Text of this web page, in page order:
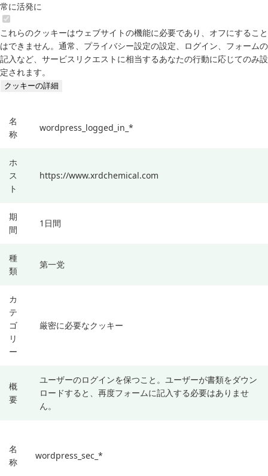
常に活発に
これらのクッキーはウェブサイトの機能に必要であり、オフにすること
はできません。通常、プライバシー設定の設定、ログイン、フォームの
記入など、サービスリクエストに相当するあなたの行動に応じてのみ設
定されます。
クッキーの詳細
名
称
wordpress_logged_in_*
ホ
ス
ト
https://www.xrdchemical.com
期
間
1日間
種
類
第一党
カ
テ
ゴ
リ
ー
厳密に必要なクッキー
概
要
ユーザーのログインを保つこと。ユーザーが書類をダウン
ロードすると、再度フォームに記入する必要はありませ
ん。
名
称
wordpress_sec_*